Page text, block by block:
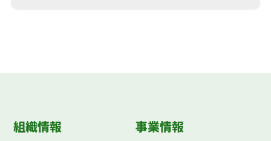
組織情報
事業情報